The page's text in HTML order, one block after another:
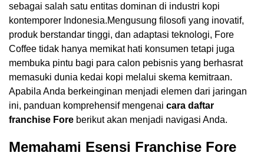
sebagai salah satu entitas dominan di industri kopi
kontemporer Indonesia.Mengusung filosofi yang inovatif,
produk berstandar tinggi, dan adaptasi teknologi, Fore
Coffee tidak hanya memikat hati konsumen tetapi juga
membuka pintu bagi para calon pebisnis yang berhasrat
memasuki dunia kedai kopi melalui skema kemitraan.
Apabila Anda berkeinginan menjadi elemen dari jaringan
ini, panduan komprehensif mengenai cara daftar
franchise Fore berikut akan menjadi navigasi Anda.
Memahami Esensi Franchise Fore